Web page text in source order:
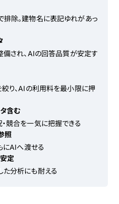
除。建物名に表記ゆれがあっ
され、AIの回答品質が安定す
り、AIの利用料を最小限に押
含む
競合を一気に把握できる
照
にAIへ渡せる
定
分析にも耐える